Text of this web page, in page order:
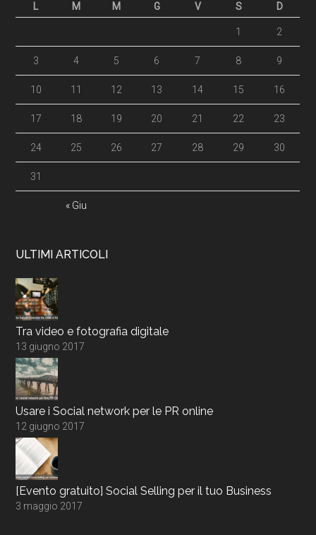
L
M M G V S D
« Giu
1 2
3 4 5 6 7 8 9
10 11 12 13 14 15 16
17 18 19 20 21 22 23
24 25 26 27 28 29 30
31
ULTIMI ARTICOLI
Tra video e fotografia digitale
13 giugno 2017
Usare i Social network per le PR online
12 giugno 2017
[Evento gratuito] Social Selling per il tuo Business
3 maggio 2017